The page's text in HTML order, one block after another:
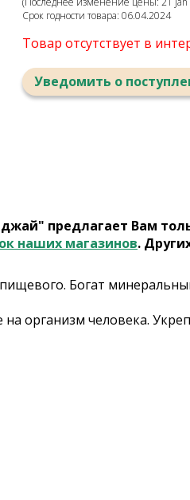
Срок годности товара: 06.04.2024
Товар отсутствует в
Уведомить о
предлагает Вам
наших магазинов.
Богат
организм человека.